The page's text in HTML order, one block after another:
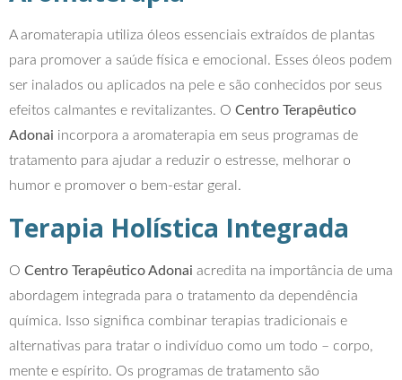
A aromaterapia utiliza óleos essenciais extraídos de plantas
para promover a saúde física e emocional. Esses óleos podem
ser inalados ou aplicados na pele e são conhecidos por seus
efeitos calmantes e revitalizantes. O Centro Terapêutico
Adonai incorpora a aromaterapia em seus programas de
tratamento para ajudar a reduzir o estresse, melhorar o
humor e promover o bem-estar geral.
Terapia Holística Integrada
O Centro Terapêutico Adonai acredita na importância de uma
abordagem integrada para o tratamento da dependência
química. Isso significa combinar terapias tradicionais e
alternativas para tratar o indivíduo como um todo – corpo,
mente e espírito. Os programas de tratamento são